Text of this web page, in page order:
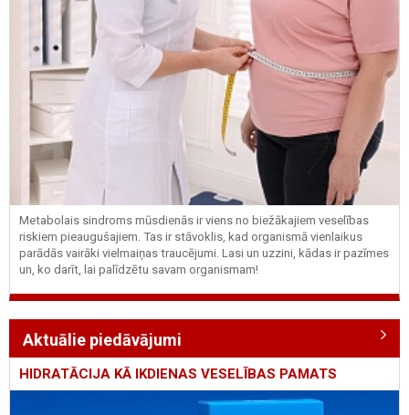
Metabolais sindroms mūsdienās ir viens no biežākajiem veselības
riskiem pieaugušajiem. Tas ir stāvoklis, kad organismā vienlaikus
parādās vairāki vielmaiņas traucējumi. Lasi un uzzini, kādas ir pazīmes
un, ko darīt, lai palīdzētu savam organismam!
Aktuālie piedāvājumi
HIDRATĀCIJA KĀ IKDIENAS VESELĪBAS PAMATS